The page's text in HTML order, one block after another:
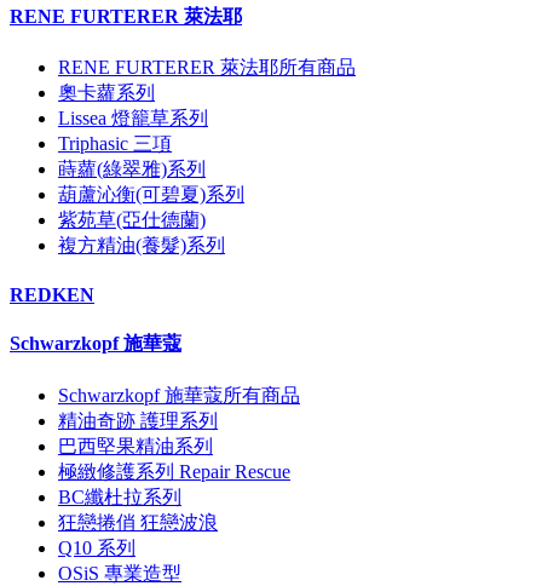
RENE FURTERER 萊法耶
RENE FURTERER 萊法耶所有商品
奧卡蘿系列
Lissea 燈籠草系列
Triphasic 三項
蒔蘿(綠翠雅)系列
葫蘆沁衡(可碧夏)系列
紫苑草(亞仕德蘭)
複方精油(養髮)系列
REDKEN
Schwarzkopf 施華蔻
Schwarzkopf 施華蔻所有商品
精油奇跡 護理系列
巴西堅果精油系列
極緻修護系列 Repair Rescue
BC纖杜拉系列
狂戀捲俏 狂戀波浪
Q10 系列
OSiS 專業造型